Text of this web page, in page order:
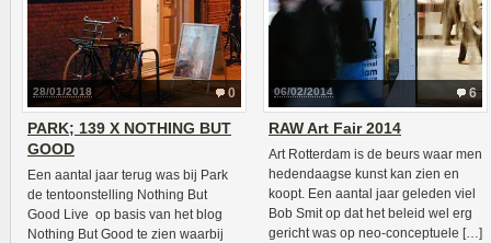
0
28/01/2018
PARK; 139 X NOTHING BUT
GOOD
Een aantal jaar terug was bij Park
de tentoonstelling Nothing But
Good Live op basis van het blog
Nothing But Good te zien waarbij
6
06/02/2014
RAW Art Fair 2014
Art Rotterdam is de beurs waar men
hedendaagse kunst kan zien en
koopt. Een aantal jaar geleden viel
Bob Smit op dat het beleid wel erg
gericht was op neo-conceptuele […]